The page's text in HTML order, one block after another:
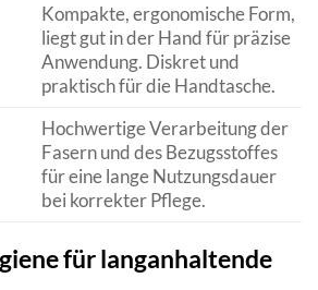
Kompakte, ergonomische Form,
liegt gut in der Hand für präzise
Anwendung. Diskret und
praktisch für die Handtasche.
Hochwertige Verarbeitung der
Fasern und des Bezugsstoffes
für eine lange Nutzungsdauer
bei korrekter Pflege.
für langanhaltende